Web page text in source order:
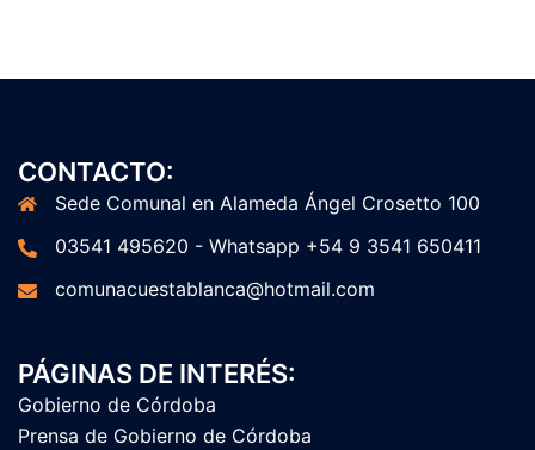
CONTACTO:
Sede Comunal en Alameda Ángel Crosetto 100
03541 495620 - Whatsapp +54 9 3541 650411
comunacuestablanca@hotmail.com
PÁGINAS DE INTERÉS:
Gobierno de Córdoba
Prensa de Gobierno de Córdoba